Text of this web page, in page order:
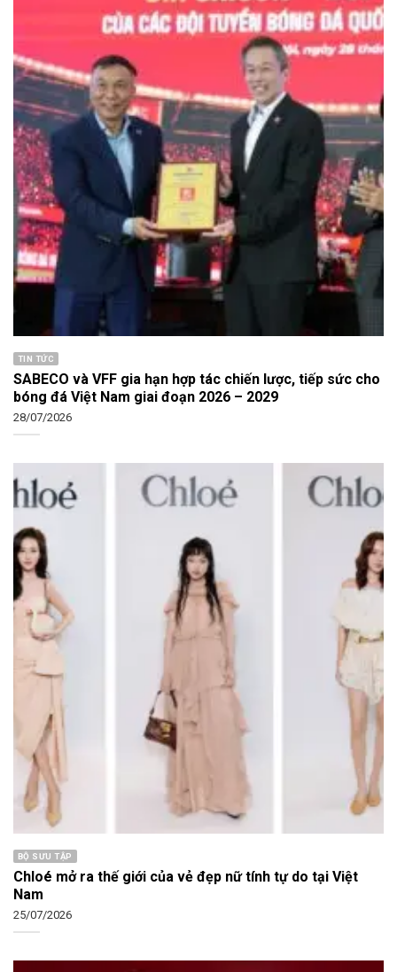
TIN TỨC
SABECO và VFF gia hạn hợp tác chiến lược, tiếp sức cho
bóng đá Việt Nam giai đoạn 2026 – 2029
28/07/2026
BỘ SƯU TẬP
Chloé mở ra thế giới của vẻ đẹp nữ tính tự do tại Việt
Nam
25/07/2026